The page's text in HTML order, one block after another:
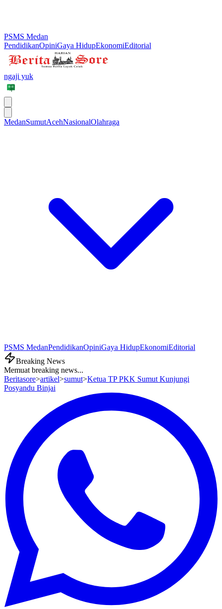
PSMS Medan
PendidikanOpiniGaya HidupEkonomiEditorial
ngaji yuk
MedanSumutAcehNasionalOlahraga
PSMS MedanPendidikanOpiniGaya HidupEkonomiEditorial
Breaking News
Memuat breaking news...
Beritasore>artikel>sumut>Ketua TP PKK Sumut Kunjungi
Posyandu Binjai